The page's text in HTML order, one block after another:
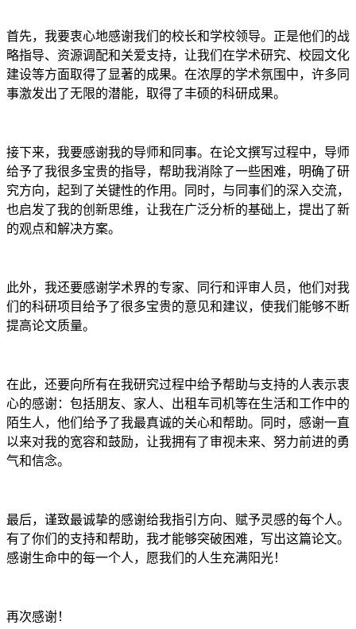
首先，我要衷心地感谢我们的校长和学校领导。正是他们的战
略指导、资源调配和关爱支持，让我们在学术研究、校园文化
建设等方面取得了显著的成果。在浓厚的学术氛围中，许多同
事激发出了无限的潜能，取得了丰硕的科研成果。
接下来，我要感谢我的导师和同事。在论文撰写过程中，导师
给予了我很多宝贵的指导，帮助我消除了一些困难，明确了研
究方向，起到了关键性的作用。同时，与同事们的深入交流，
也启发了我的创新思维，让我在广泛分析的基础上，提出了新
的观点和解决方案。
此外，我还要感谢学术界的专家、同行和评审人员，他们对我
们的科研项目给予了很多宝贵的意见和建议，使我们能够不断
提高论文质量。
在此，还要向所有在我研究过程中给予帮助与支持的人表示衷
心的感谢：包括朋友、家人、出租车司机等在生活和工作中的
陌生人，他们给予了我最真诚的关心和帮助。同时，感谢一直
以来对我的宽容和鼓励，让我拥有了审视未来、努力前进的勇
气和信念。
最后，谨致最诚挚的感谢给我指引方向、赋予灵感的每个人。
有了你们的支持和帮助，我才能够突破困难，写出这篇论文。
感谢生命中的每一个人，愿我们的人生充满阳光！
再次感谢！